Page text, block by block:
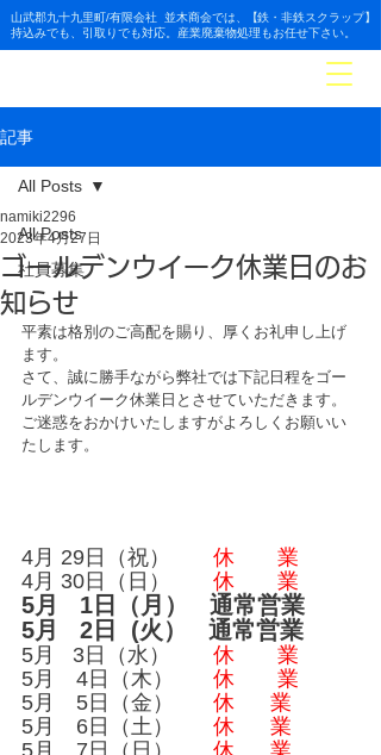
山武郡九十九里町/有限会社 並木商会では 、【鉄・非鉄スクラップ】
持込みでも、引取りでも対応。産業廃棄物処理もお任せ下さい。
記事
All Posts
社員募集
All Posts
ゴールデンウイーク休業日のお
知らせ
namiki2296
2023年4月27日
平素は格別のご高配を賜り、厚くお礼申し上げ
ます。
さて、誠に勝手ながら弊社では下記日程をゴー
ルデンウイーク休業日とさせていただきます。
ご迷惑をおかけいたしますがよろしくお願いい
たします。
4月 29日（祝） 休　　業
4月 30日（日） 休　　業
5月   1日（月）   通常営業
5月   2日  (火）   通常営業
5月   3日（水） 休　　業
5月　4日（木） 休　　業
5月　5日（金） 休      業
5月　6日（土） 休      業
5月　7日（日） 休      業